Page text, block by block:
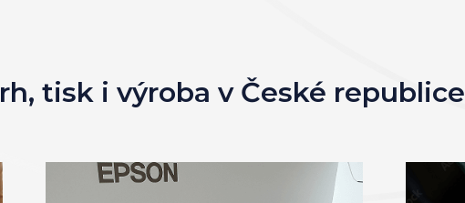
tisk i výroba v České republice